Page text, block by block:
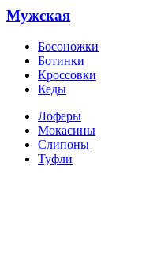
Мужская
Босоножки
Ботинки
Кроссовки
Кеды
Лоферы
Мокасины
Слипоны
Туфли